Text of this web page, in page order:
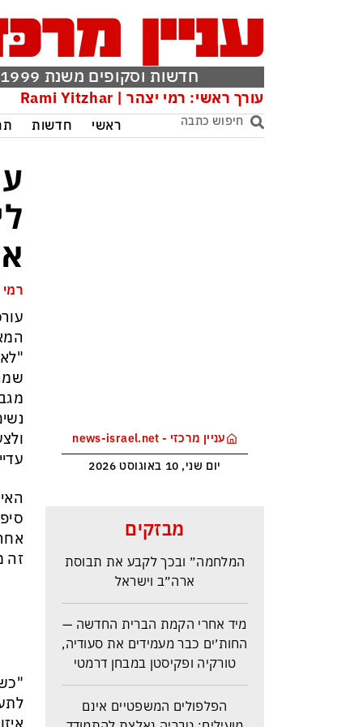
חדשות וסקופים משנת 1999
עורך ראשי: רמי יצהר | Rami Yitzhar
ראשי חדשות
עניין מרכזי - news-israel.net
יום שני, 10 באוגוסט 2026
מבזקים
וטראמפ שוקל להכריז על ״סיום
ארה״ב וישראל
החות׳ים כבר מעמידים את סעודיה,
טורקיה ופקיסטן במבחן דרמטי
מועילים: טבריה נאלצת להתמודד
זה